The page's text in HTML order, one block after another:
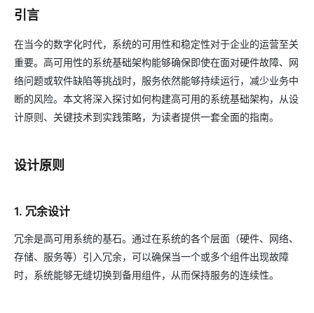
引言
在当今的数字化时代，系统的可用性和稳定性对于企业的运营至关
重要。高可用性的系统基础架构能够确保即使在面对硬件故障、网
络问题或软件缺陷等挑战时，服务依然能够持续运行，减少业务中
断的风险。本文将深入探讨如何构建高可用的系统基础架构，从设
计原则、关键技术到实践策略，为读者提供一套全面的指南。
设计原则
1. 冗余设计
冗余是高可用系统的基石。通过在系统的各个层面（硬件、网络、
存储、服务等）引入冗余，可以确保当一个或多个组件出现故障
时，系统能够无缝切换到备用组件，从而保持服务的连续性。